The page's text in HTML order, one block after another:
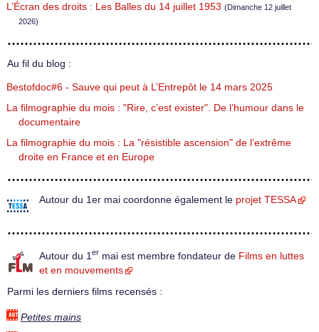
L’Écran des droits : Les Balles du 14 juillet 1953 (Dimanche 12 juillet
2026)
Au fil du blog :
Bestofdoc#6 - Sauve qui peut à L’Entrepôt le 14 mars 2025
La filmographie du mois : "Rire, c’est exister". De l’humour dans le
documentaire
La filmographie du mois : La "résistible ascension" de l’extrême
droite en France et en Europe
Autour du 1er mai coordonne également le projet TESSA
Autour du 1 er mai est membre fondateur de Films en luttes
et en mouvements
Parmi les derniers films recensés :
Petites mains